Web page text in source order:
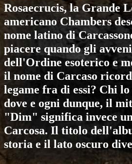
Rosaecrucis, la Grande
americano Chambers
nome latino di
piacere quando gli
dell'Ordine esoterico e
il nome di Carcaso
legame fra di essi? Chi
dove e ogni dunque, il
"Dim" significa invece
Carcosa. Il titolo
storia e il lato oscuro